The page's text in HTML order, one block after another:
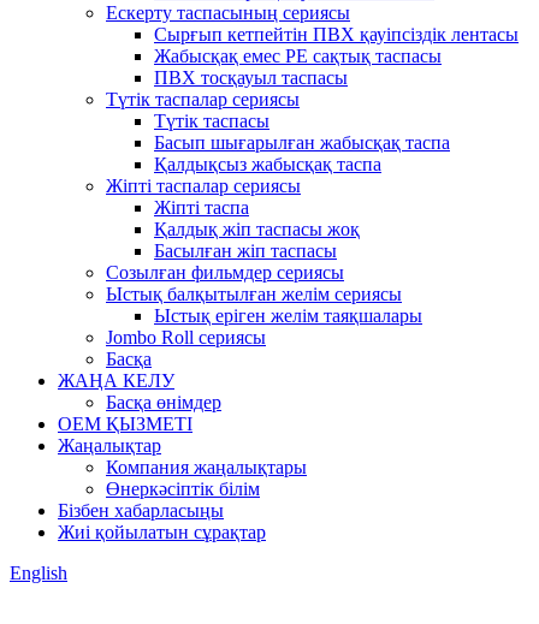
Ескерту таспасының сериясы
Сырғып кетпейтін ПВХ қауіпсіздік лентасы
Жабысқақ емес PE сақтық таспасы
ПВХ тосқауыл таспасы
Түтік таспалар сериясы
Түтік таспасы
Басып шығарылған жабысқақ таспа
Қалдықсыз жабысқақ таспа
Жіпті таспалар сериясы
Жіпті таспа
Қалдық жіп таспасы жоқ
Басылған жіп таспасы
Созылған фильмдер сериясы
Ыстық балқытылған желім сериясы
Ыстық еріген желім таяқшалары
Jombo Roll сериясы
Басқа
ЖАҢА КЕЛУ
Басқа өнімдер
OEM ҚЫЗМЕТІ
Жаңалықтар
Компания жаңалықтары
Өнеркәсіптік білім
Бізбен хабарласыңы
Жиі қойылатын сұрақтар
English